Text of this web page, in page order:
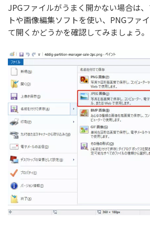
JPGファイルがうまく開かない場合は
トや画像編集ソフトを使い、PNGファ
て開くかどうかを確認してみましょう。